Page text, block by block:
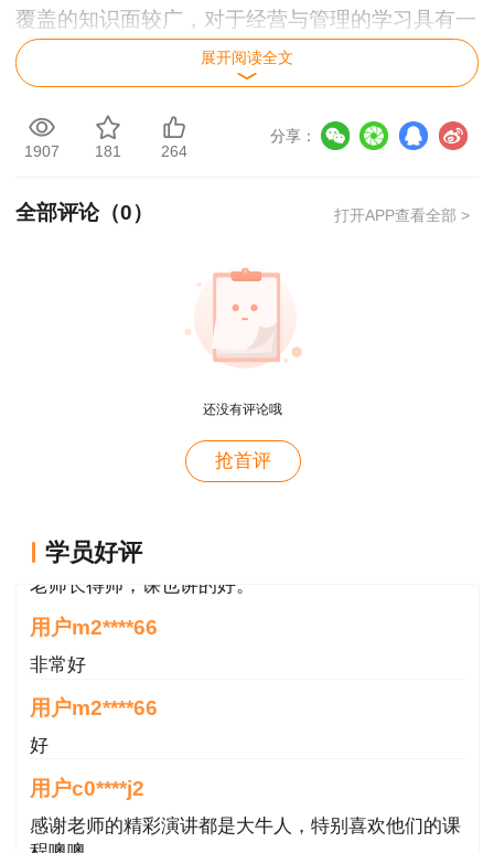
覆盖的知识面较广，对于经营与管理的学习具有一
定的基础性作用，需要把握重要考点，为后续课程
的学习打下基础。经营与管理的学习对于后续理论
与方法的学习更是有较好的基础性作用，需要考生
将其中的知识点牢牢掌握。同时这两个科目都是案
到，需要考生扎实掌握。
(2)制度与政策&理论与方法
相关知识覆盖的知识面较广，对于理论与方法
的学习具有一定的基础性作用，两科同时学习具有
联系不是很紧密，这两个科目都是案例学习的基
础，扎实掌握这两个科目的知识有助于后续案例课
(3)经营与管理&理论与方法
经营与管理和理论与方法联系较为紧密，如经
营与管理中的资金时间价值一章与理论与方法中收
益法有很多公式都是一样的，同时这两个知识点又
是计算题的高频考点，结合起来学习能够收到事半
(4)理论与方法&案例分析
理论与方法和案例的联系是最为紧密的，甚至
展开阅读全文
1907 181 264
分享：
全部评论（0） 打开APP查看全部 >
还没有评论哦
抢首评
学员好评
资产评估师就是跟着林老师学的，讲的很好，幽默风
用户zh****zb
用户m2****66
非常好
用户m2****66
好
用户c0****j2
感谢老师的精彩演讲都是大牛人，特别喜欢他们的课
程噢噢。